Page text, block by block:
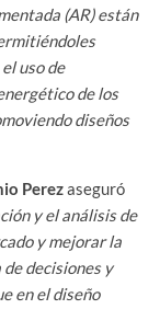
(AR) están
uso de
de los
diseños
Perezaseguró
y el análisis de
y mejorar la
decisiones y
en el diseño